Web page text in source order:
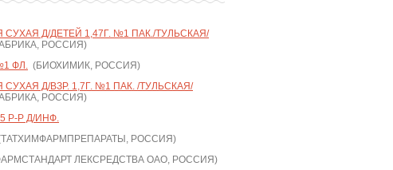
Д/ДЕТЕЙ 1,47Г. №1 ПАК./ТУЛЬСКАЯ/
РОССИЯ)
ФЛ. (БИОХИМИК, РОССИЯ)
Д/ВЗР. 1,7Г. №1 ПАК. /ТУЛЬСКАЯ/
РОССИЯ)
Р-Р Д/ИНФ.
РОССИЯ)
ЛЕКСРЕДСТВА ОАО, РОССИЯ)